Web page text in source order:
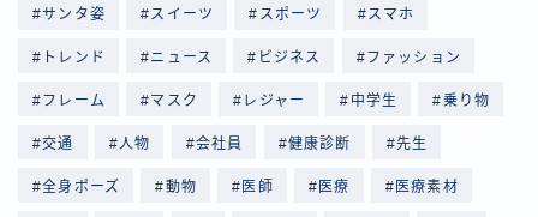
サンタ姿 スイーツ スポーツ スマホ
トレンド ニュース ビジネス ファッション
フレーム マスク レジャー 中学生 乗り物
交通 人物 会社員 健康診断 先生
全身ポーズ 動物 医師 医療 医療素材